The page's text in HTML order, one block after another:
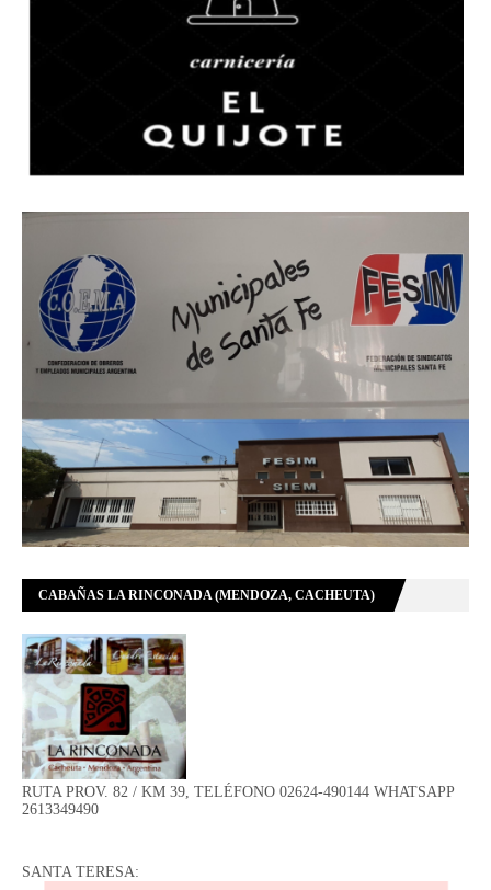
CABAÑAS LA RINCONADA (MENDOZA, CACHEUTA)
RUTA PROV. 82 / KM 39, TELÉFONO 02624-490144 WHATSAPP
2613349490
SANTA TERESA: